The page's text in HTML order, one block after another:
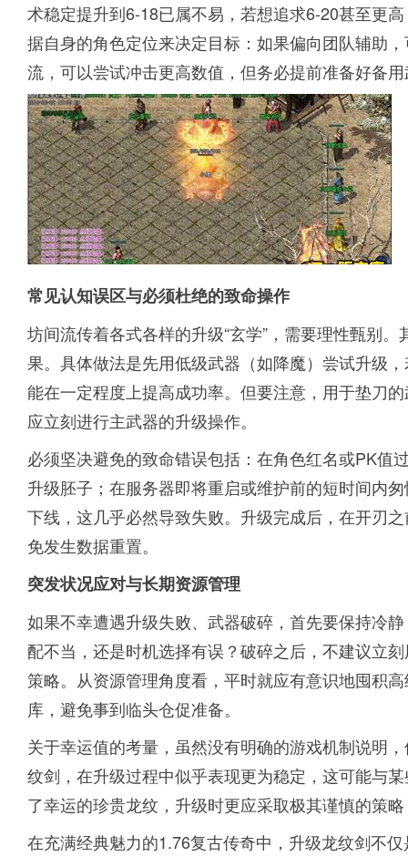
术稳定提升到6-18已属不易，若想追求6-20甚至更
据自身的角色定位来决定目标：如果偏向团队辅助
流，可以尝试冲击更高数值，但务必提前准备好备
常见认知误区与必须杜绝的致命操作
坊间流传着各式各样的升级“玄学”，需要理性甄别
果。具体做法是先用低级武器（如降魔）尝试升级
能在一定程度上提高成功率。但要注意，用于垫刀
应立刻进行主武器的升级操作。
必须坚决避免的致命错误包括：在角色红名或PK值
升级胚子；在服务器即将重启或维护前的短时间内
下线，这几乎必然导致失败。升级完成后，在开刃
免发生数据重置。
突发状况应对与长期资源管理
如果不幸遭遇升级失败、武器破碎，首先要保持冷
配不当，还是时机选择有误？破碎之后，不建议立
策略。从资源管理角度看，平时就应有意识地囤积
库，避免事到临头仓促准备。
关于幸运值的考量，虽然没有明确的游戏机制说明
纹剑，在升级过程中似乎表现更为稳定，这可能与
了幸运的珍贵龙纹，升级时更应采取极其谨慎的策
在充满经典魅力的1.76复古传奇中，升级龙纹剑不